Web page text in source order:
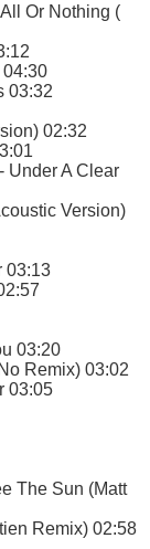
Or Nothing (
03:32
02:32
Under A Clear
Version)
03:13
03:20
Remix) 03:02
03:05
The Sun (Matt
Remix) 02:58